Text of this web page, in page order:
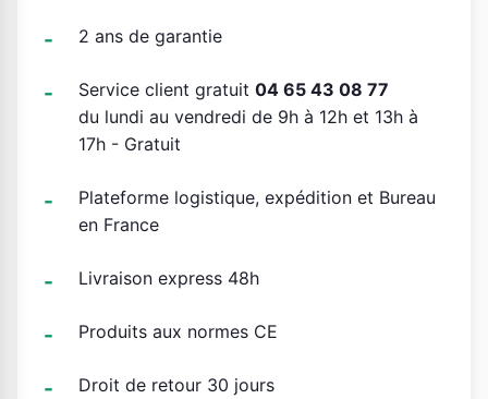
2 ans de garantie
Service client gratuit 04 65 43 08 77
du lundi au vendredi de 9h à 12h et 13h à
17h - Gratuit
Plateforme logistique, expédition et Bureau
en France
Livraison express 48h
Produits aux normes CE
Droit de retour 30 jours